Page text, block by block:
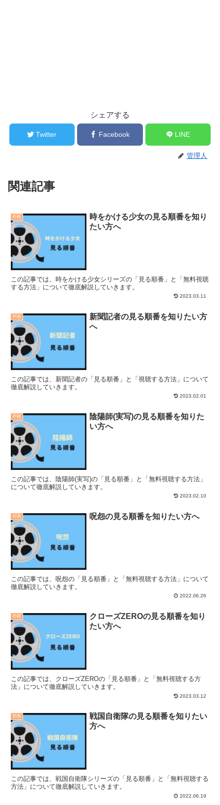
シェアする
Twitter Facebook LINE
管理人
関連記事
邦画
時をかける少女の見る順番を知り
たい方へ
この記事では、時をかける少女シリーズの「見る順番」と「無料視聴
する方法」について徹底解説していきます。
2023.03.11
邦画
新聞記者の見る順番を知りたい方
へ
この記事では、新聞記者の「見る順番」と「視聴する方法」について
徹底解説していきます。
2023.02.01
邦画
陰陽師(実写)の見る順番を知りた
い方へ
この記事では、陰陽師(実写)の「見る順番」と「無料視聴する方法」
について徹底解説していきます。
2023.02.10
邦画 呪怨の見る順番を知りたい方へ
この記事では、呪怨の「見る順番」と「無料視聴する方法」について
徹底解説していきます。
2022.06.26
邦画
クローズZEROの見る順番を知り
たい方へ
この記事では、クローズZEROの「見る順番」と「無料視聴する方
法」について徹底解説していきます。
2023.03.12
邦画
戦国自衛隊の見る順番を知りたい
方へ
この記事では、戦国自衛隊シリーズの「見る順番」と「無料視聴する
方法」について徹底解説していきます。
2022.06.19